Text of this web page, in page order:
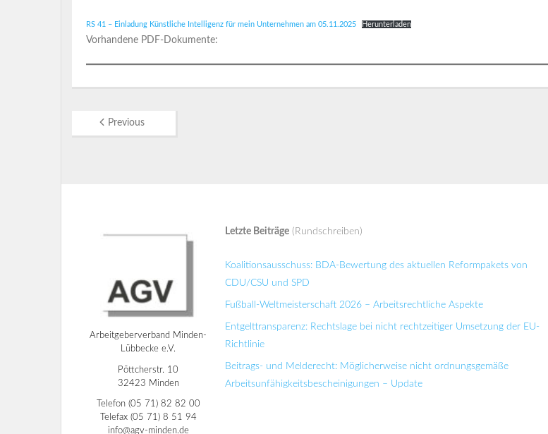
RS 41 – Einladung Künstliche Intelligenz für mein Unternehmen am 05.11.2025 Herunterladen
Vorhandene PDF-Dokumente:
Previous
Arbeitgeberverband Minden-
Lübbecke e.V.
Pöttcherstr. 10
32423 Minden
Telefon (05 71) 82 82 00
Telefax (05 71) 8 51 94
info@agv-minden.de
Letzte Beiträge(Rundschreiben)
Koalitionsausschuss: BDA-Bewertung des aktuellen Reformpakets von
CDU/CSU und SPD
Fußball-Weltmeisterschaft 2026 – Arbeitsrechtliche Aspekte
Entgelttransparenz: Rechtslage bei nicht rechtzeitiger Umsetzung der EU-
Richtlinie
Beitrags- und Melderecht: Möglicherweise nicht ordnungsgemäße
Arbeitsunfähigkeitsbescheinigungen – Update